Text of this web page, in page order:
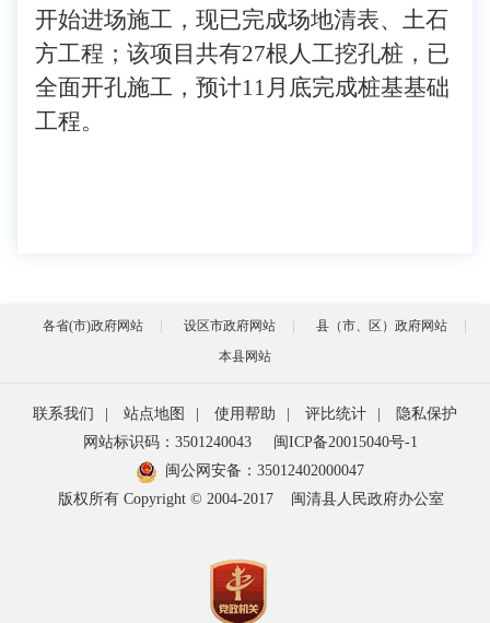
开始进场施工，现已完成场地清表、土石
方工程；该项目共有27根人工挖孔桩，已
全面开孔施工，预计11月底完成桩基基础
工程。
各省(市)政府网站 设区市政府网站
县（市、区）政府网站
本县网站
联系我们 站点地图 使用帮助 评比统计
隐私保护
网站标识码：3501240043
闽ICP备20015040号-1
闽公网安备： 35012402000047
版权所有 Copyright © 2004-2017
闽清县人民政府办公室